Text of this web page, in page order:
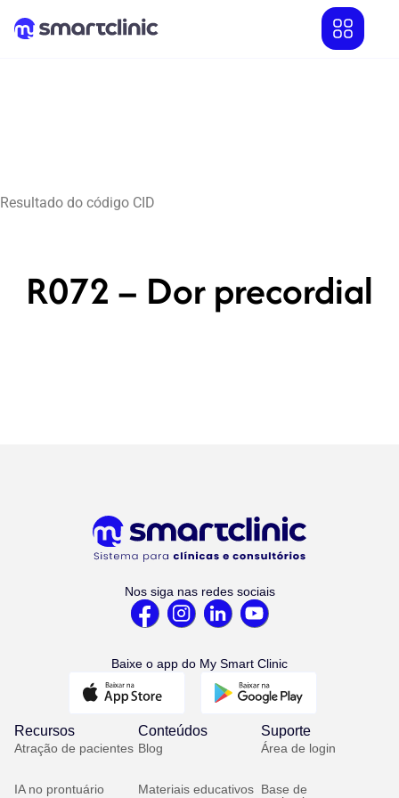
Resultado do código CID
R072 – Dor precordial
Nos siga nas redes sociais
Baixe o app do My Smart Clinic
Recursos
Atração de pacientes
IA no prontuário
Conteúdos
Blog
Materiais educativos
Suporte
Área de login
Base de